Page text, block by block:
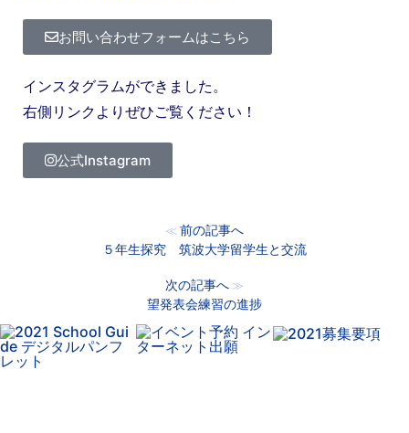
お問い合わせフォームはこちら
インスタグラムができました。
右側リンクよりぜひご覧ください！
公式Instagram
≪ 前の記事へ
５年生探究 筑波大学留学生と交流
次の記事へ ≫
望発表会練習の進捗